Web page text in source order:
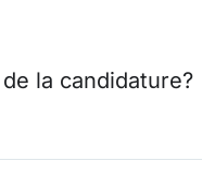
la candidature?